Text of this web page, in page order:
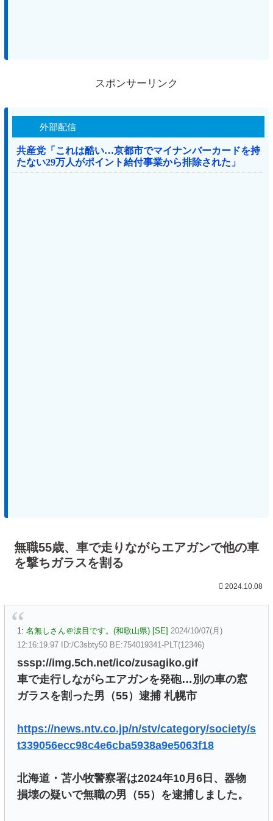
スポンサーリンク
外部配信
共産党「これは酷い…京都市でマイナンバーカードを持
たない29万人がポイント給付事業から排除された」
無職55歳、車で走りながらエアガンで他の車
を撃ちガラスを割る
2024.10.08
1: 名無しさん＠涙目です。(和歌山県) [SE] 2024/10/07(月)
12:16:19.97 ID:/C3sbty50 BE:754019341-PLT(12346)
sssp://img.5ch.net/ico/zusagiko.gif
車で走行しながらエアガンを発砲…別の車の窓
ガラスを割った男（55）逮捕 札幌市
https://news.ntv.co.jp/n/stv/category/society/s
t339056ecc98c4e6cba5938a9e5063f18
北海道・苫小牧警察署は2024年10月6日、器物
損壊の疑いで無職の男（55）を逮捕しました。